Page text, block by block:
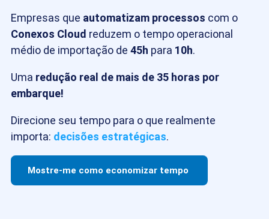
Empresas que automatizam processos com o
Conexos Cloud reduzem o tempo operacional
médio de importação de 45h para 10h.
Uma redução real de mais de 35 horas por
embarque!
Direcione seu tempo para o que realmente
importa: decisões estratégicas.
Mostre-me como economizar tempo